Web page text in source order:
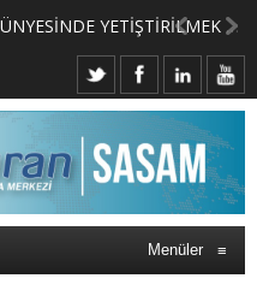
MERKEZİMİZ BÜNYESİNDE YETİŞTİRİLMEK ÜZERE GÖNÜLLÜ ÜLKE MASASI UZMANI VE UZMAN ADAYLARI ARIYORUZ
Menüler ≡